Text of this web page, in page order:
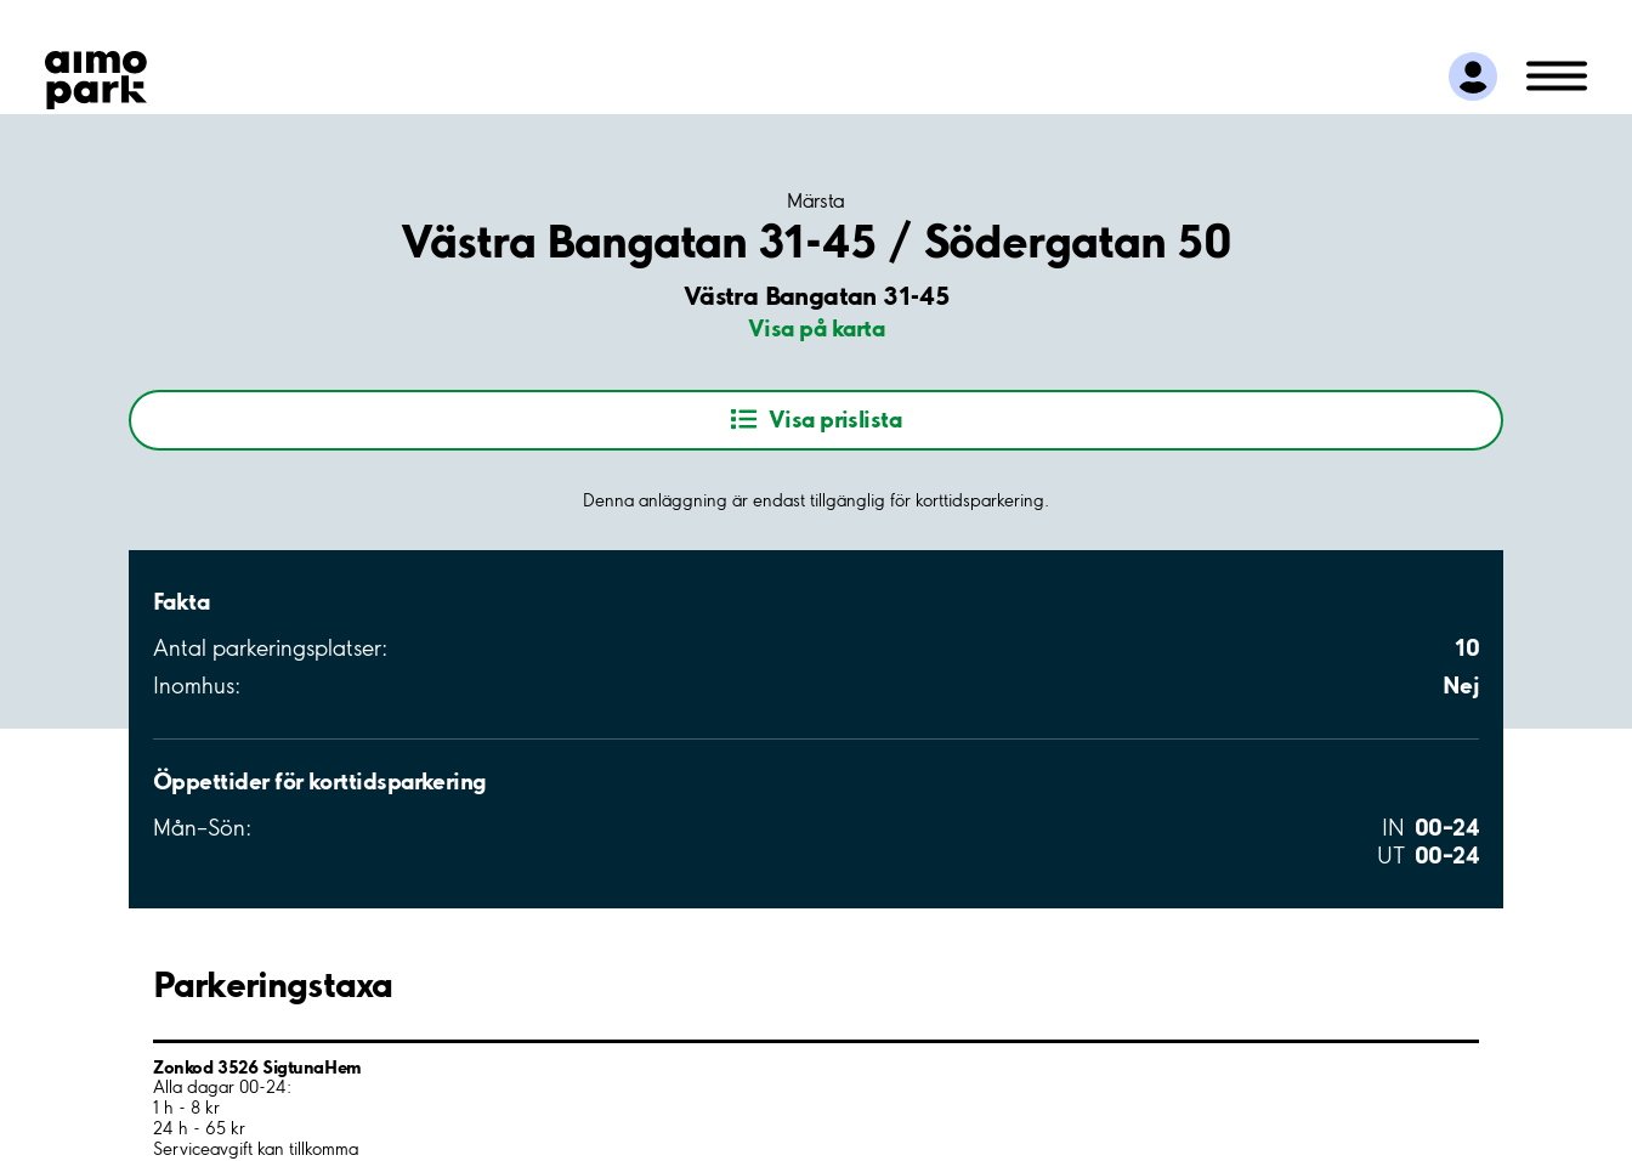
Hitta parkering
Samarbete
Kundservice
Märsta
Västra Bangatan 31-45 / Södergatan 50
Västra Bangatan 31-45
Visa på karta
Visa prislista
Denna anläggning är endast tillgänglig för korttidsparkering.
Fakta
Antal parkeringsplatser: 10
Inomhus: Nej
Öppettider för korttidsparkering
Mån–Sön: IN 00–24
UT 00–24
Parkeringstaxa
Zonkod 3526 SigtunaHem
Alla dagar 00-24:
1 h - 8 kr
24 h - 65 kr
Serviceavgift kan tillkomma